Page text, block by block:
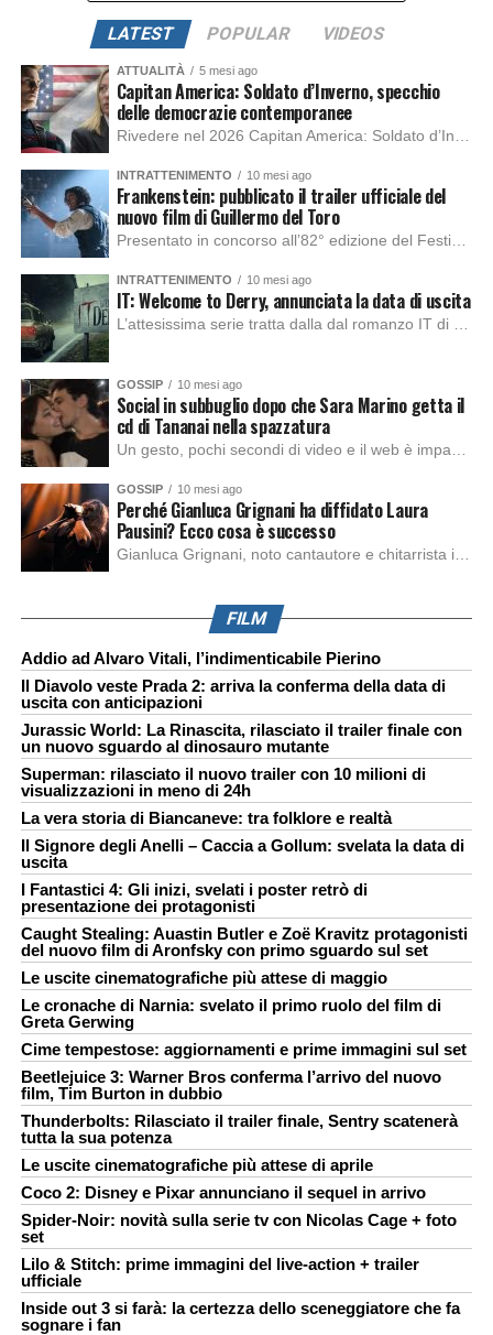
LATEST POPULAR VIDEOS
ATTUALITÀ 5 mesi ago
Capitan America: Soldato d’Inverno, specchio
delle democrazie contemporanee
INTRATTENIMENTO 10 mesi ago
Frankenstein: pubblicato il trailer ufficiale del
nuovo film di Guillermo del Toro
INTRATTENIMENTO 10 mesi ago
IT: Welcome to Derry, annunciata la data di uscita
GOSSIP 10 mesi ago
Social in subbuglio dopo che Sara Marino getta il
cd di Tananai nella spazzatura
GOSSIP 10 mesi ago
Perché Gianluca Grignani ha diffidato Laura
Pausini? Ecco cosa è successo
FILM
Addio ad Alvaro Vitali, l’indimenticabile Pierino
Il Diavolo veste Prada 2: arriva la conferma della data di
uscita con anticipazioni
Jurassic World: La Rinascita, rilasciato il trailer finale con
un nuovo sguardo al dinosauro mutante
Superman: rilasciato il nuovo trailer con 10 milioni di
visualizzazioni in meno di 24h
La vera storia di Biancaneve: tra folklore e realtà
Il Signore degli Anelli – Caccia a Gollum: svelata la data di
uscita
I Fantastici 4: Gli inizi, svelati i poster retrò di
presentazione dei protagonisti
Caught Stealing: Auastin Butler e Zoë Kravitz protagonisti
del nuovo film di Aronfsky con primo sguardo sul set
Le uscite cinematografiche più attese di maggio
Le cronache di Narnia: svelato il primo ruolo del film di
Greta Gerwing
Cime tempestose: aggiornamenti e prime immagini sul set
Beetlejuice 3: Warner Bros conferma l’arrivo del nuovo
film, Tim Burton in dubbio
Thunderbolts: Rilasciato il trailer finale, Sentry scatenerà
tutta la sua potenza
Le uscite cinematografiche più attese di aprile
Coco 2: Disney e Pixar annunciano il sequel in arrivo
Spider-Noir: novità sulla serie tv con Nicolas Cage + foto
set
Lilo & Stitch: prime immagini del live-action + trailer
ufficiale
Inside out 3 si farà: la certezza dello sceneggiatore che fa
sognare i fan